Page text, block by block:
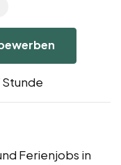
Stunde
Ferienjobs in